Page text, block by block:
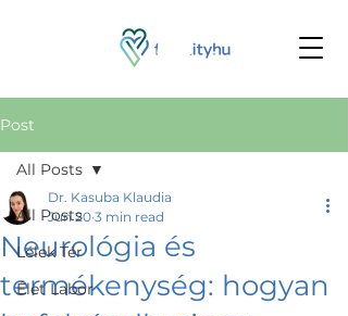
Post
All Posts
Lélek Tér
Élet Labor
All Posts
Neurológia és
termékenység: hogyan
Dr. Kasuba Klaudia
Jun 20 3 min read